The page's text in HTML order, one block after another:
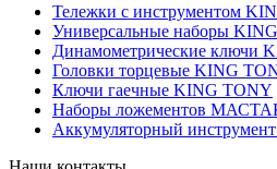
Тележки с инструментом
Универсальные наборы
Динамометрические ключи
Головки торцевые KING
Ключи гаечные KING TONY
Наборы ложементов
Аккумуляторный